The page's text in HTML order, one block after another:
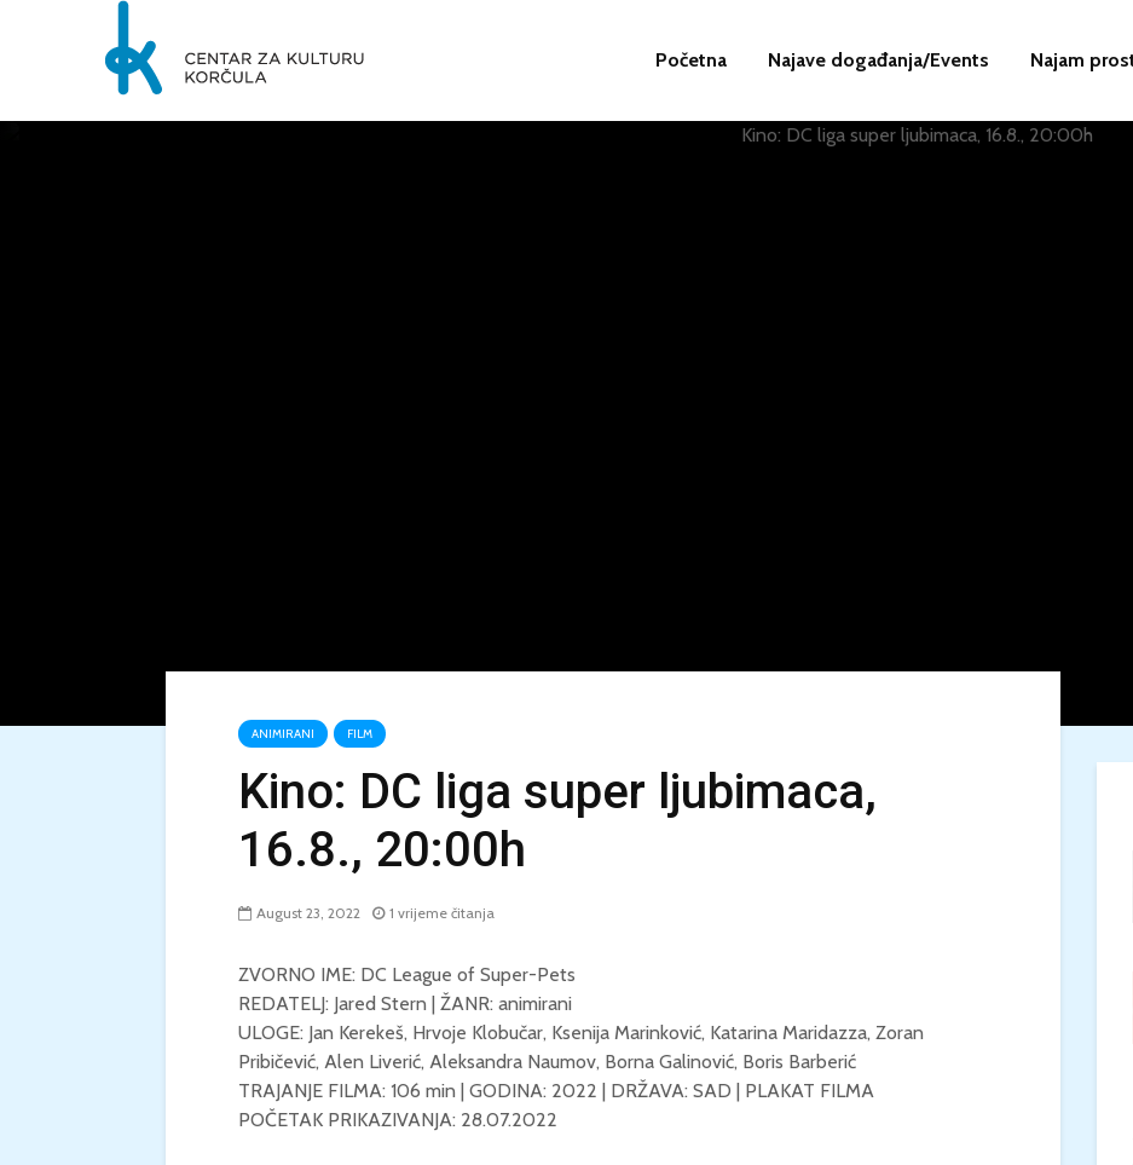
Početna Najave događanja/Events Najam
ANIMIRANI FILM
Kino: DC liga super ljubimaca,
16.8., 20:00h
August 23, 2022 1 vrijeme čitanja
ZVORNO IME: DC League of Super-Pets
REDATELJ: Jared Stern | ŽANR: animirani
ULOGE: Jan Kerekeš, Hrvoje Klobučar, Ksenija Marinković, Katarina Maridazza, Zoran
Pribičević, Alen Liverić, Aleksandra Naumov, Borna Galinović, Boris Barberić
TRAJANJE FILMA: 106 min | GODINA: 2022 | DRŽAVA: SAD | PLAKAT FILMA
POČETAK PRIKAZIVANJA: 28.07.2022
Četvrtak, 27.8., 21:00 /
Centar za kulturu
Korčula / 12+